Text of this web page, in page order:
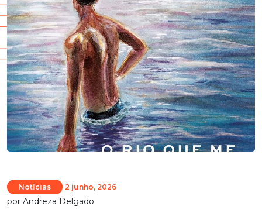
Notícias 2 junho, 2026
por Andreza Delgado